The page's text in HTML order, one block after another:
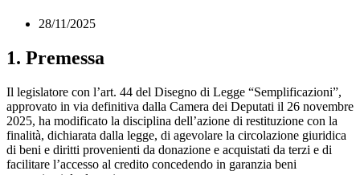
28/11/2025
1. Premessa
Il legislatore con l’art. 44 del Disegno di Legge “Semplificazioni”,
approvato in via definitiva dalla Camera dei Deputati il 26 novembre
2025, ha modificato la disciplina dell’azione di restituzione con la
finalità, dichiarata dalla legge, di agevolare la circolazione giuridica
di beni e diritti provenienti da donazione e acquistati da terzi e di
facilitare l’accesso al credito concedendo in garanzia beni